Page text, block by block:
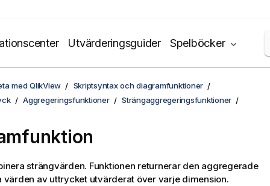
Utvärderingsguider Spelböcker
med QlikView
Skriptsyntax och diagramfunktioner
Aggregeringsfunktioner Strängaggregeringsfunktioner
strängvärden. Funktionen returnerar den aggregerade
värden av uttrycket utvärderat över varje dimension.